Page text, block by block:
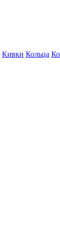
Кивки Кольца